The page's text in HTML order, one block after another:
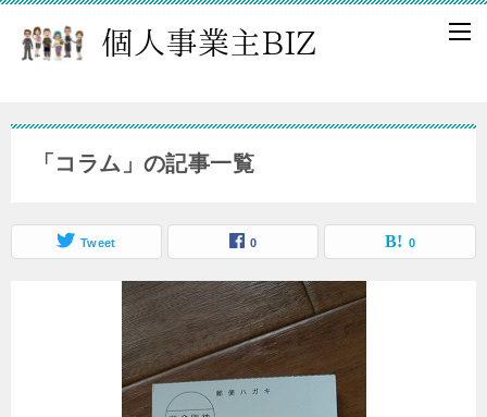
「コラム」の記事一覧
Tweet 0 0